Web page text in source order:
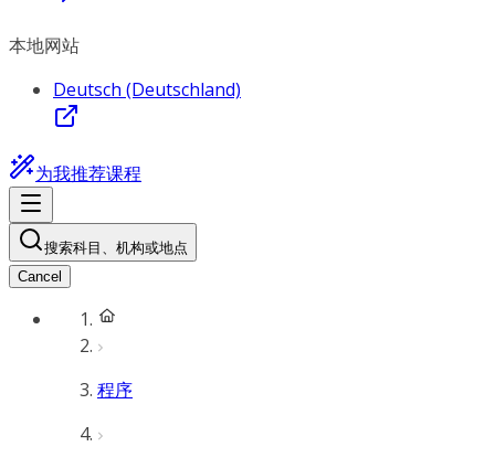
本地网站
Deutsch (Deutschland)
为我推荐课程
搜索科目、机构或地点
Cancel
程序